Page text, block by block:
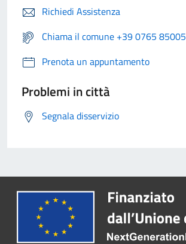
Richiedi Assistenza
Chiama il comune +39 0765 85005
Prenota un appuntamento
Problemi in città
Segnala disservizio